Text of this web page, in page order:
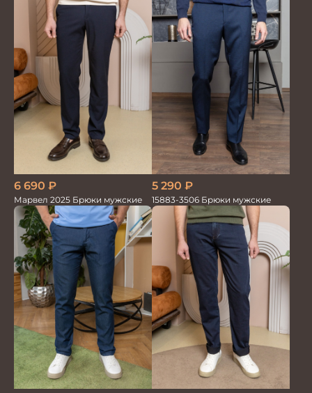
6 690 ₽
Марвел 2025 Брюки мужские
5 290 ₽
15883-3506 Брюки мужские